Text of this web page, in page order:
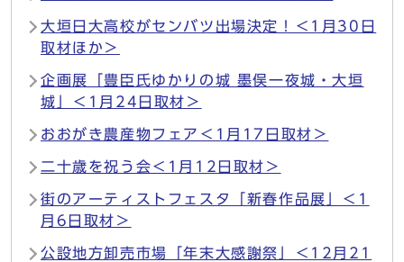
大垣日大高校がセンバツ出場決定！＜1月30日
取材ほか＞
企画展「豊臣氏ゆかりの城 墨俣一夜城・大垣
城」＜1月24日取材＞
おおがき農産物フェア＜1月17日取材＞
二十歳を祝う会＜1月12日取材＞
街のアーティストフェスタ「新春作品展」＜1
月6日取材＞
公設地方卸売市場「年末大感謝祭」＜12月21